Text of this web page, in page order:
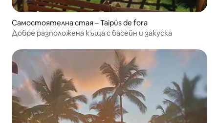
Самостоятелна стая – Taipús de fora
Добре разположена къща с басейн и закуска